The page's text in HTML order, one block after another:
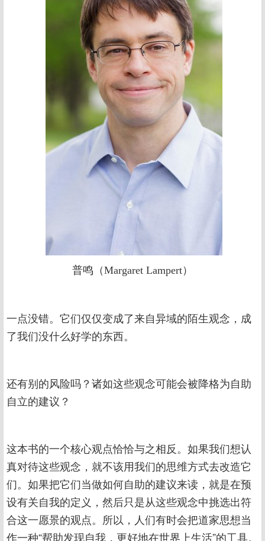
普鸣（Margaret Lampert）
一点没错。它们仅仅变成了来自异域的陌生观念，成
了我们没什么好学的东西。
还有别的风险吗？诸如这些观念可能会被降格为自助
自立的建议？
这本书的一个核心观点恰恰与之相反。如果我们想认
真对待这些观念，就不该用我们的思维方式去改造它
们。如果把它们当做如何自助的建议来读，就是在预
设有关自我的定义，然后只是从这些观念中挑选出符
合这一愿景的观点。所以，人们有时会把道家思想当
作一种“帮助发现自我，更好地在世界上生活”的工具。